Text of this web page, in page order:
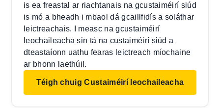
is ea freastal ar riachtanais na gcustaiméirí siúd
is mó a bheadh i mbaol dá gcaillfidís a soláthar
leictreachais. I measc na gcustaiméirí
leochaileacha sin tá na custaiméirí siúd a
dteastaíonn uathu fearas leictreach míochaine
ar bhonn laethúil.
Téigh chuig Custaiméirí leochaileacha